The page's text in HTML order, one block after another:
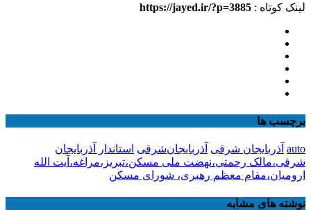
لینک کوتاه : https://jayed.ir/?p=3885
برچسب ها
auto آذربایجان شرقی آذربایجان‌شرقی استاندار آذربایجان
شرقی،مالک رحمتی،نهضت ملی مسکن،تبریز،مراغه،آیت الله
ارومیان،مقام معظم رهبری، شورای مسکن
نوشته های مشابه